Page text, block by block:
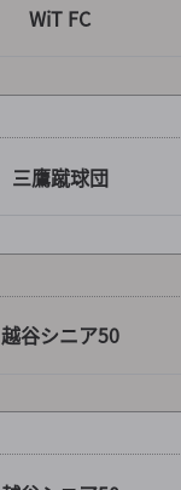
WiT FC
三鷹蹴球団
越谷シニア50